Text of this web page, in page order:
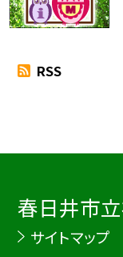
RSS
春日井市
サイトマップ